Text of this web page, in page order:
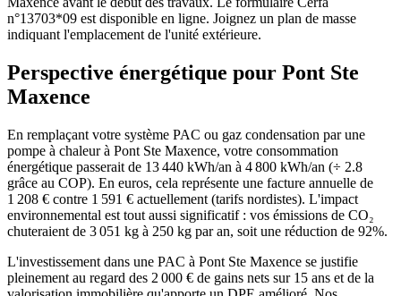
n°13703*09 est disponible en ligne. Joignez un plan de masse
indiquant l'emplacement de l'unité extérieure.
Perspective énergétique pour Pont Ste
Maxence
En remplaçant votre système PAC ou gaz condensation par une
pompe à chaleur à Pont Ste Maxence, votre consommation
énergétique passerait de 13 440 kWh/an à 4 800 kWh/an (÷ 2.8
grâce au COP). En euros, cela représente une facture annuelle de
1 208 € contre 1 591 € actuellement (tarifs nordistes). L'impact
environnemental est tout aussi significatif : vos émissions de CO₂
chuteraient de 3 051 kg à 250 kg par an, soit une réduction de 92%.
L'investissement dans une PAC à Pont Ste Maxence se justifie
pleinement au regard des 2 000 € de gains nets sur 15 ans et de la